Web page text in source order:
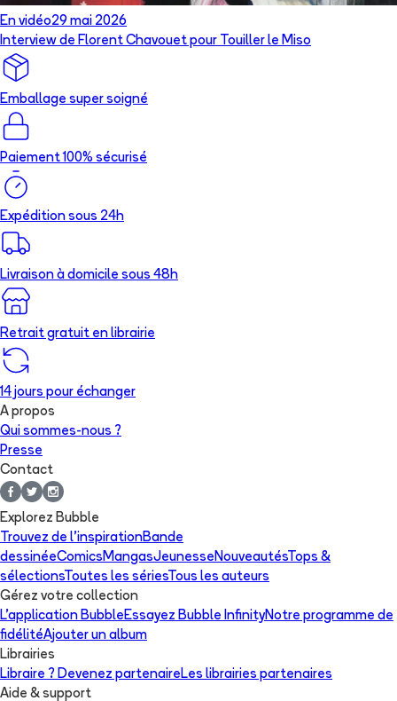
En vidéo29 mai 2026
Interview de Florent Chavouet pour Touiller le Miso
Emballage super soigné
Paiement 100% sécurisé
Expédition sous 24h
Livraison à domicile sous 48h
Retrait gratuit en librairie
14 jours pour échanger
A propos
Qui sommes-nous ?
Presse
Contact
Explorez Bubble
Trouvez de l'inspirationBande
dessinéeComicsMangasJeunesseNouveautésTops &
sélectionsToutes les sériesTous les auteurs
Gérez votre collection
L'application BubbleEssayez Bubble InfinityNotre programme de
fidélitéAjouter un album
Librairies
Libraire ? Devenez partenaireLes librairies partenaires
Aide & support